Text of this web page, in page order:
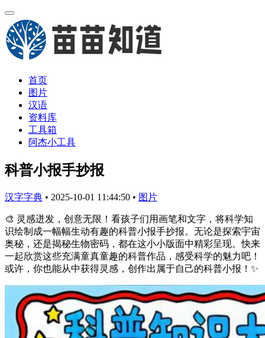
首页
图片
汉语
资料库
工具箱
阿杰小工具
科普小报手抄报
汉字字典 • 2025-10-01 11:44:50 • 图片
🎨 灵感迸发，创意无限！看孩子们用画笔和文字，将科学知
识绘制成一幅幅生动有趣的科普小报手抄报。无论是探索宇宙
奥秘，还是揭秘生物密码，都在这小小版面中精彩呈现。快来
一起欣赏这些充满童真童趣的科普作品，感受科学的魅力吧！
或许，你也能从中获得灵感，创作出属于自己的科普小报！✨